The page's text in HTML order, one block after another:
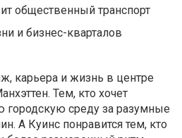
общественный транспорт
и бизнес-кварталов
карьера и жизнь в центре
Тем, кто хочет
среду за разумные
А Куинс понравится тем, кто